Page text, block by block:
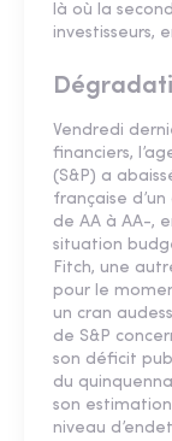
là où la
investisseurs,
Vendredi
financiers,
(S&P) a
française
de AA à AA-,
situation
Fitch, une
pour le
un cran
de S&P
son déficit
du
son
niveau